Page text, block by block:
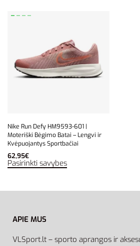
Nike Run Defy HM9593-601 |
Moteriški Bėgimo Batai – Lengvi ir
Kvėpuojantys Sportbačiai
62,95€
Pasirinkti savybes
APIE MUS
VLSport.lt – sporto aprangos ir